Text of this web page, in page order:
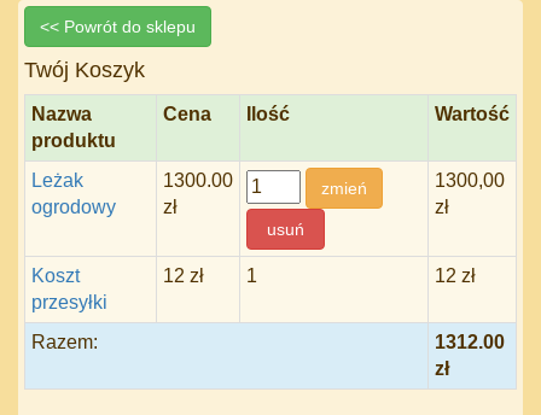
<< Powrót do sklepu
Twój Koszyk
Nazwa
produktu
Cena Ilość Wartość
Leżak
ogrodowy
1300.00
zł
1300,00
zł
Koszt
przesyłki
12 zł 1 12 zł
Razem:
1312.00
zł